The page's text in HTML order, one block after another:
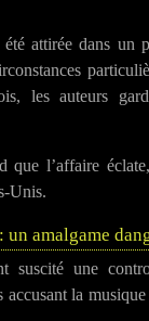
attirée dans un
les auteurs
que l’affaire
Unis.
amalgame
suscité une
accusant la